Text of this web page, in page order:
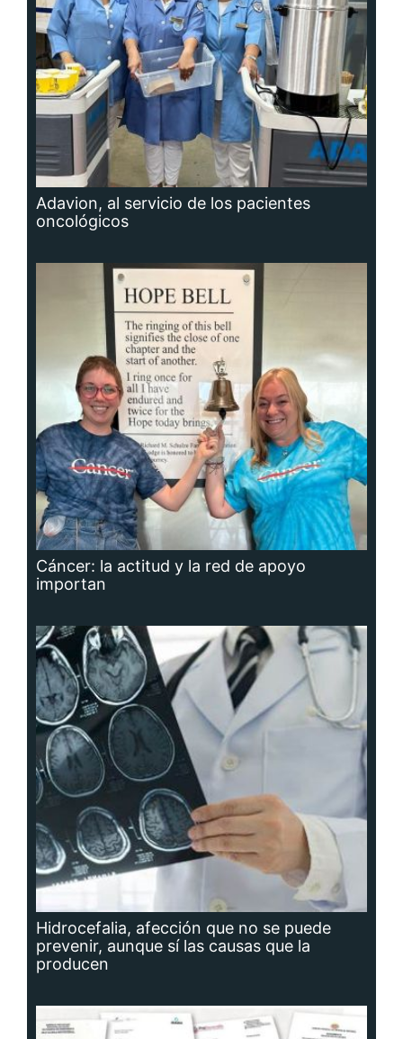
Adavion, al servicio de los pacientes
oncológicos
Cáncer: la actitud y la red de apoyo
importan
Hidrocefalia, afección que no se puede
prevenir, aunque sí las causas que la
producen